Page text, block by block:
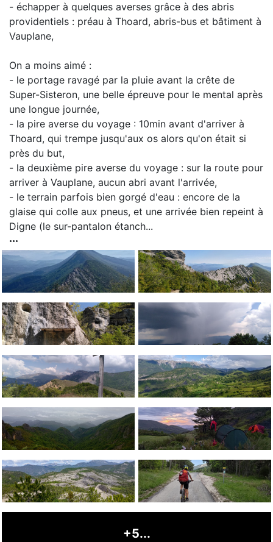
- échapper à quelques averses grâce à des abris
providentiels : préau à Thoard, abris-bus et bâtiment à
Vauplane,
On a moins aimé :
- le portage ravagé par la pluie avant la crête de
Super-Sisteron, une belle épreuve pour le mental après
une longue journée,
- la pire averse du voyage : 10min avant d'arriver à
Thoard, qui trempe jusqu'aux os alors qu'on était si
près du but,
- la deuxième pire averse du voyage : sur la route pour
arriver à Vauplane, aucun abri avant l'arrivée,
- le terrain parfois bien gorgé d'eau : encore de la
glaise qui colle aux pneus, et une arrivée bien repeint à
Digne (le sur-pantalon étanch...
+5...